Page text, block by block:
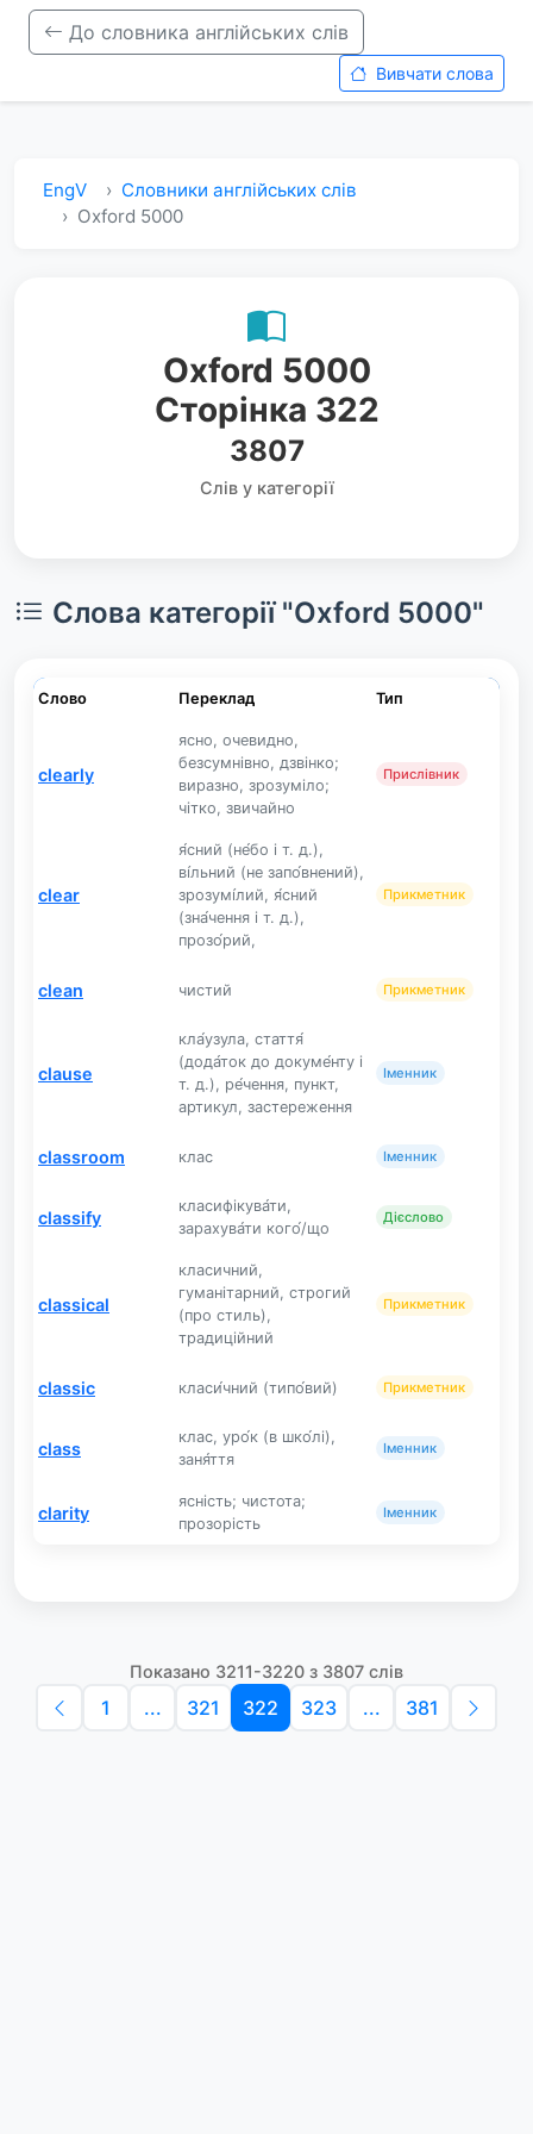
До словника англійських слів
Вивчати слова
EngV
Словники англійських слів
Oxford 5000
Oxford 5000
Сторінка 322
3807
Слів у категорії
Слова категорії "Oxford 5000"
Слово Переклад Тип
clearly
ясно, очевидно,
безсумнівно, дзвінко;
виразно, зрозуміло;
чітко, звичайно
Прислівник
clear
я́сний (не́бо і т. д.),
ві́льний (не запо́внений),
зрозумі́лий, я́сний
(зна́чення і т. д.),
прозо́рий,
Прикметник
clean чистий Прикметник
clause
кла́узула, стаття́
(дода́ток до докуме́нту і
т. д.), ре́чення, пункт,
артикул, застереження
Іменник
classroom клас Іменник
classify
класифікува́ти,
зарахува́ти кого́/що
Дієслово
classical
класичний,
гуманітарний, строгий
(про стиль),
традиційний
Прикметник
classic класи́чний (типо́вий) Прикметник
class
клас, уро́к (в шко́лі),
заня́ття
Іменник
clarity
ясність; чистота;
прозорість
Іменник
Показано 3211-3220 з 3807 слів
1 ... 321 322 323 ... 381